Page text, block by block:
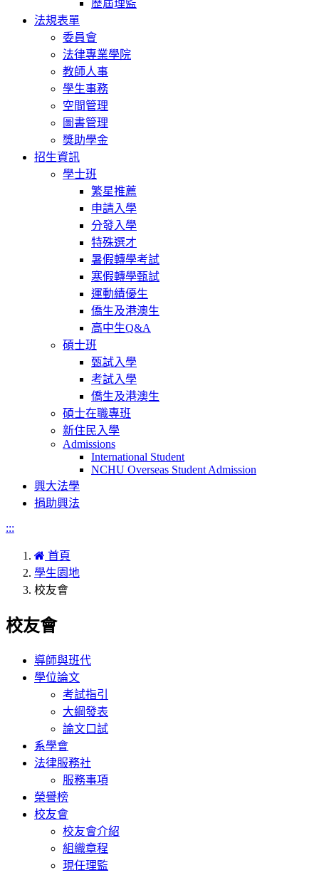
歷屆理監
法規表單
委員會
法律專業學院
教師人事
學生事務
空間管理
圖書管理
獎助學金
招生資訊
學士班
繁星推薦
申請入學
分發入學
特殊選才
暑假轉學考試
寒假轉學甄試
運動績優生
僑生及港澳生
高中生Q&A
碩士班
甄試入學
考試入學
僑生及港澳生
碩士在職專班
新住民入學
Admissions
International Student
NCHU Overseas Student Admission
興大法學
捐助興法
:::
首頁
學生園地
校友會
校友會
導師與班代
學位論文
考試指引
大綱發表
論文口試
系學會
法律服務社
服務事項
榮譽榜
校友會
校友會介紹
組織章程
現任理監